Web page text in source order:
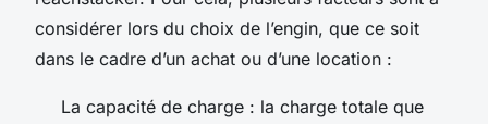
considérer lors du choix de l’engin, que ce soit
dans le cadre d’un achat ou d’une location :
La capacité de charge : la charge totale que